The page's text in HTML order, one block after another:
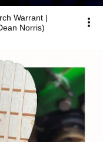
Warrant |
Norris)